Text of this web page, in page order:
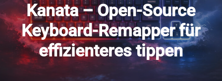
Kanata – Open-Source
Keyboard-Remapper für
effizienteres tippen